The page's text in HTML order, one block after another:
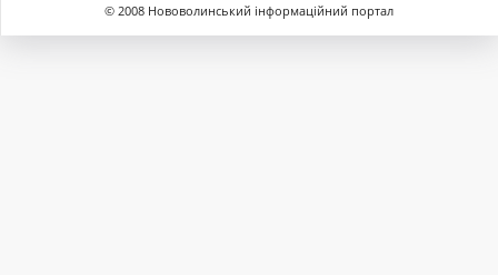
© 2008 Нововолинський інформаційний портал